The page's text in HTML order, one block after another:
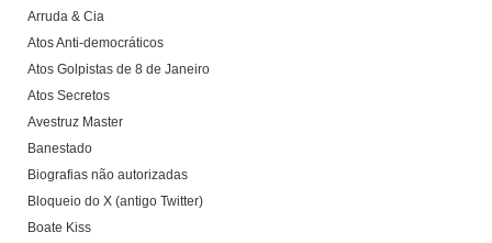
Arruda & Cia
Atos Anti-democráticos
Atos Golpistas de 8 de Janeiro
Atos Secretos
Avestruz Master
Banestado
Biografias não autorizadas
Bloqueio do X (antigo Twitter)
Boate Kiss